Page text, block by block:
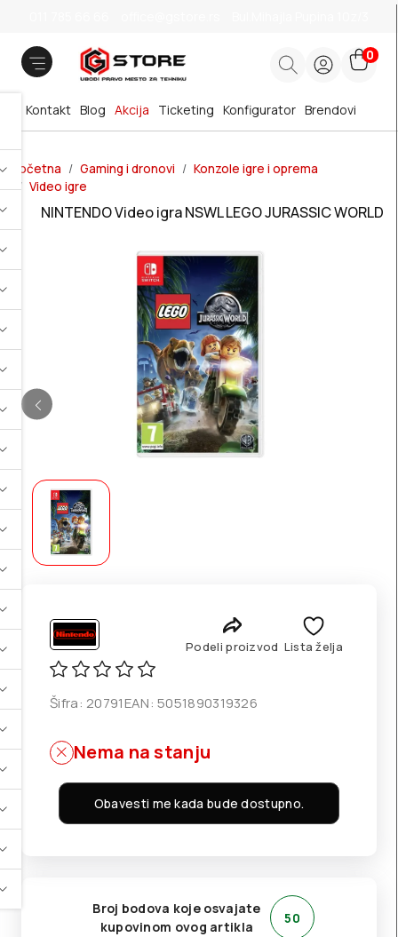
0
Brendovi
Blog Akcija
Kontakt Ticketing Konfigurator
Početna Gaming i dronovi
Konzole igre i oprema
Video igre
NINTENDO Video igra NSWL LEGO JURASSIC WORLD
Podeli proizvod Lista želja
Šifra: 20791EAN:5051890319326
Nema na stanju
Obavesti me kada bude dostupno.
Broj bodova koje osvajate
kupovinom ovog artikla
50